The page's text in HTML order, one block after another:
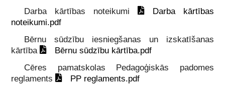
Darba kārtības noteikumi
Darba kārtības
noteikumi.pdf
Bērnu sūdzību iesniegšanas un izskatīšanas
kārtība
Bērnu sūdzību kārtība.pdf
Cēres pamatskolas Pedagoģiskās padomes
reglaments
PP reglaments.pdf